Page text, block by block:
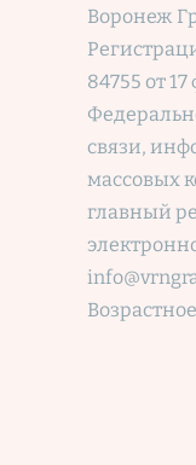
Воронеж
84755 от
связи,
массовых
главный